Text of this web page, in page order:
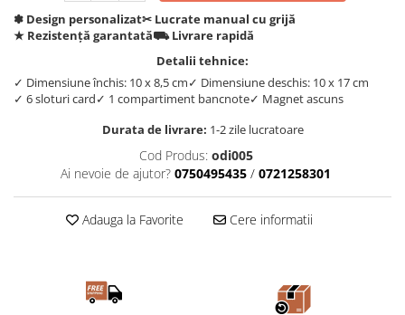
✽ Design personalizat✂︎ Lucrate manual cu grijă
★ Rezistență garantată⛟ Livrare rapidă
Detalii tehnice:
✓ Dimensiune închis: 10 x 8,5 cm✓ Dimensiune deschis: 10 x 17 cm
✓ 6 sloturi card✓ 1 compartiment bancnote✓ Magnet ascuns
Durata de livrare: 1-2 zile lucratoare
Cod Produs: odi005
Ai nevoie de ajutor? 0750495435 / 0721258301
Adauga la Favorite Cere informatii